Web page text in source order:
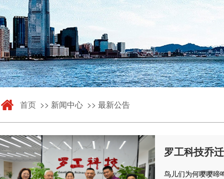
首页 >> 新闻中心 >> 最新公告
罗工科技乔
鸟儿们为何嘤嘤啼